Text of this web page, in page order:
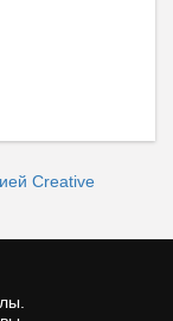
Creative